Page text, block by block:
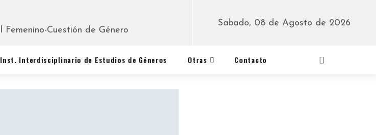
Sabado, 08 de Agosto de 2026
Inst. Interdisciplinario de Estudios de Géneros Otras Contacto